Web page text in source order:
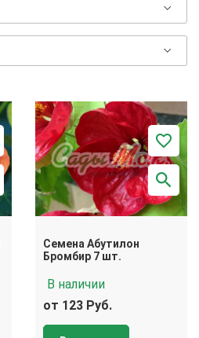
Семена Абутилон
Бромбир 7 шт.
В наличии
от 123 Руб.